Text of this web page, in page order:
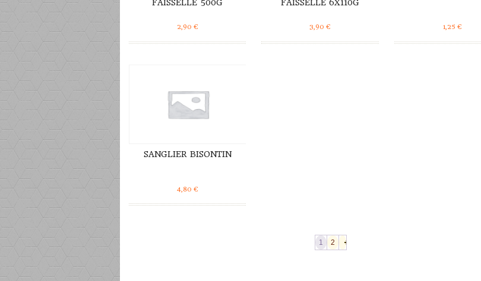
FAISSELLE 500G
2,90 €
FAISSELLE 6X110G
3,90 € 1,25€
DÉTAILS
SANGLIER BISONTIN
4,80 €
1 2